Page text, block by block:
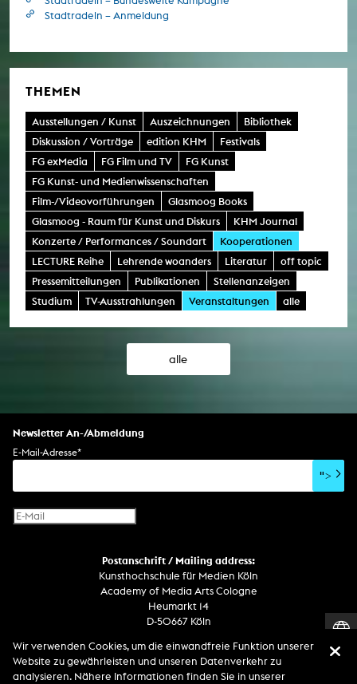
Stadtradeln – Anmeldung
THEMEN
Ausstellungen / Kunst Auszeichnungen
Bibliothek
Diskussion / Vorträge
edition KHM
Festivals
FG exMedia
FG Film und TV
FG Kunst
FG Kunst- und Medienwissenschaften
Film-/Videovorführungen
Glasmoog Books
Glasmoog - Raum für Kunst und Diskurs
KHM Journal
Konzerte / Performances / Soundart
Kooperationen
LECTURE Reihe
Lehrende woanders Literatur
off topic
Pressemitteilungen
Publikationen
Stellenanzeigen
Studium
TV-Ausstrahlungen Veranstaltungen alle
alle
Newsletter An-/Abmeldung
E-Mail-Adresse*
">
Postanschrift / Mailing address:
Kunsthochschule für Medien Köln
Academy of Media Arts Cologne
Heumarkt 14
D-50667 Köln
Telefon
Zentrale / Empfang +49 221 201 89 - 0 / - 400
Wir verwenden Cookies, um die einwandfreie Funktion unserer
Website zu gewährleisten und unseren Datenverkehr zu
analysieren. Nähere Informationen finden Sie in unserer